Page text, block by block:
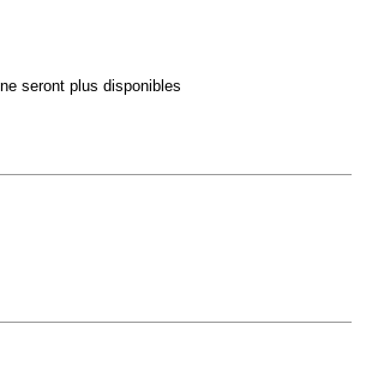
seront plus disponibles